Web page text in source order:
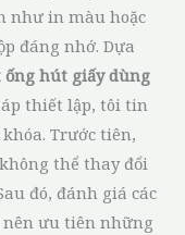
như in màu hoặc
đáng nhớ. Dựa
ống hút giấy dùng
thiết lập, tôi tin
Trước tiên,
thể thay đổi
đó, đánh giá các
nên ưu tiên những